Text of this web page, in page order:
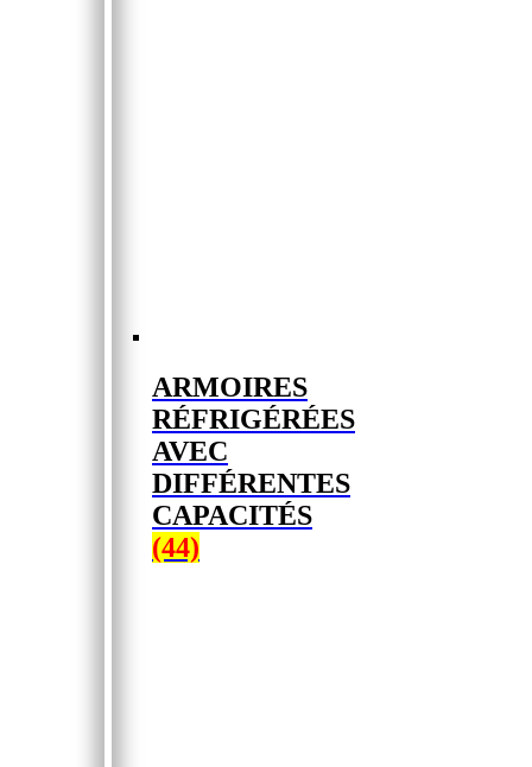
ARMOIRES
RÉFRIGÉRÉES
AVEC
DIFFÉRENTES
CAPACITÉS
(44)